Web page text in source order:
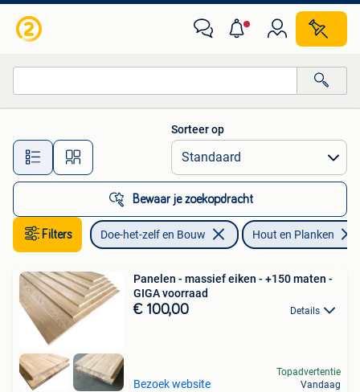
Alle afstanden…
Sorteer op
Bewaar je zoekopdracht
Filters Doe-het-zelf en Bouw Hout en Planken
Panelen - massief eiken - +150 maten -
GIGA voorraad
€ 100,00 Details
Bezoek website
Topadvertentie
Vandaag